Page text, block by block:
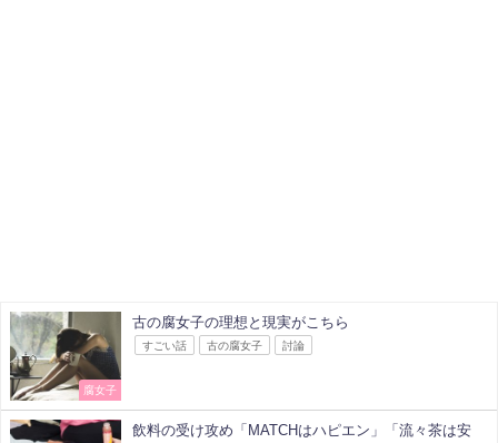
腐女子
古の腐女子の理想と現実がこちら
すごい話 古の腐女子 討論
飲料の受け攻め「MATCHはハピエン」「流々茶は安